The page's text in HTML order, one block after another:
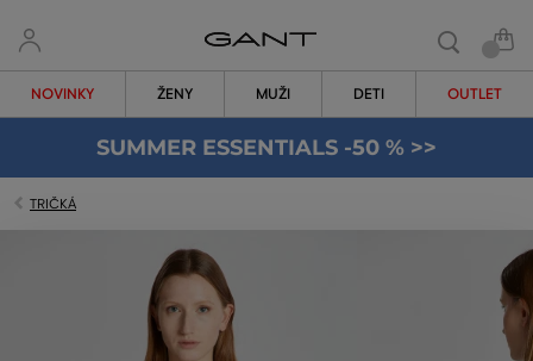
NOVINKY ŽENY MUŽI DETI OUTLET
SUMMER ESSENTIALS -50 % >>
TRIČKÁ